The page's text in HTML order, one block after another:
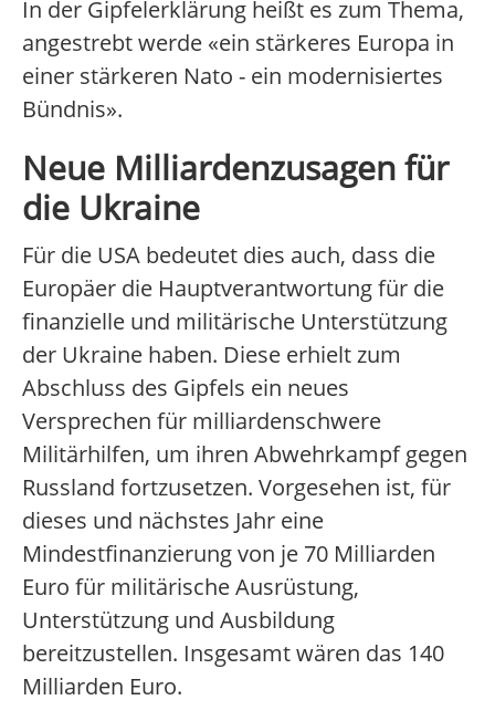
In der Gipfelerklärung heißt es zum Thema,
angestrebt werde «ein stärkeres Europa in
einer stärkeren Nato - ein modernisiertes
Bündnis».
Neue Milliardenzusagen für
die Ukraine
Für die USA bedeutet dies auch, dass die
Europäer die Hauptverantwortung für die
finanzielle und militärische Unterstützung
der Ukraine haben. Diese erhielt zum
Abschluss des Gipfels ein neues
Versprechen für milliardenschwere
Militärhilfen, um ihren Abwehrkampf gegen
Russland fortzusetzen. Vorgesehen ist, für
dieses und nächstes Jahr eine
Mindestfinanzierung von je 70 Milliarden
Euro für militärische Ausrüstung,
Unterstützung und Ausbildung
bereitzustellen. Insgesamt wären das 140
Milliarden Euro.